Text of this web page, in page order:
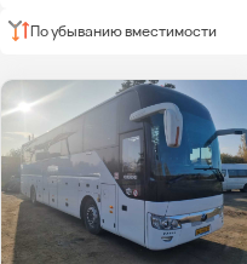
По убыванию вместимости